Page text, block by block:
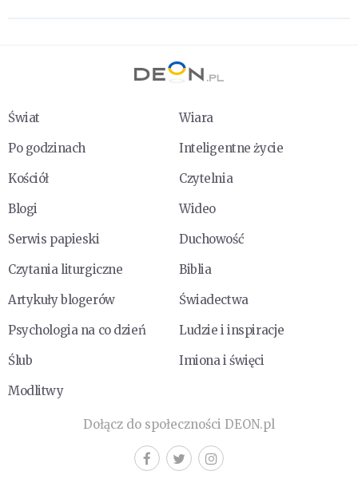
Świat
Wiara
Po godzinach
Inteligentne życie
Kościół
Czytelnia
Blogi
Wideo
Serwis papieski
Duchowość
Czytania liturgiczne
Biblia
Artykuły blogerów
Świadectwa
Psychologia na co dzień
Ludzie i inspiracje
Ślub
Imiona i święci
Modlitwy
Dołącz do społeczności DEON.pl